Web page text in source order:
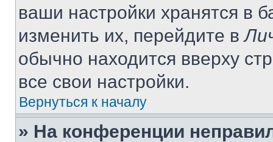
ваши настройки хранятся в
изменить их, перейдите в
обычно находится вверху
все свои настройки.
Вернуться к началу
» На конференции